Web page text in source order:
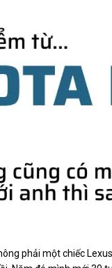
phải một chiếc